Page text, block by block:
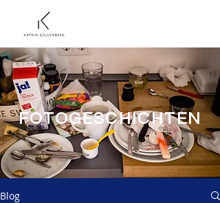
FOTOGESCHICHTEN
Blog